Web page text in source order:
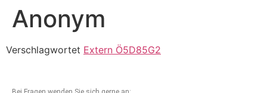
Anonym
Verschlagwortet Extern Ö5D85G2